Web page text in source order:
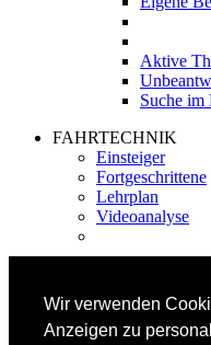
Wir verwenden
Anzeigen zu
Aktive
Suche im
FAHRTECHNIK
Einsteiger
Fortgeschrittene
Lehrplan
Videoanalyse
SKITEST
Ski-FAQ
Tipps Ski-Kauf